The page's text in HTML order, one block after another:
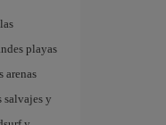
playas
arenas
salvajes y